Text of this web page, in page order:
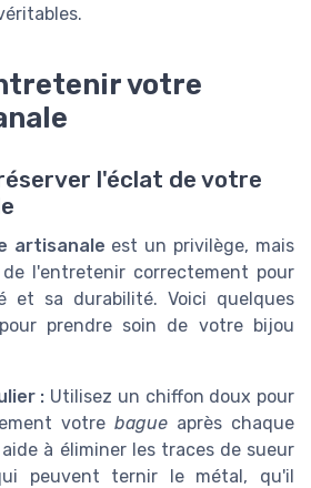
votre
l'éclat de votre
artisanale est un privilège, mais
l'entretenir correctement pour
et sa durabilité. Voici quelques
prendre soin de votre bijou
: Utilisez un chiffon doux pour
votre bague après chaque
à éliminer les traces de sueur
peuvent ternir le métal, qu'il